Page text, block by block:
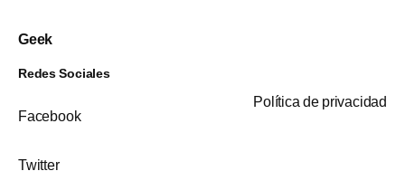
Geek
Redes Sociales
Facebook
Twitter
Política de privacidad